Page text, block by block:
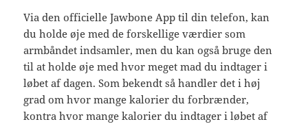
Via den officielle Jawbone App til din telefon, kan
du holde øje med de forskellige værdier som
armbåndet indsamler, men du kan også bruge den
til at holde øje med hvor meget mad du indtager i
løbet af dagen. Som bekendt så handler det i høj
grad om hvor mange kalorier du forbrænder,
kontra hvor mange kalorier du indtager i løbet af